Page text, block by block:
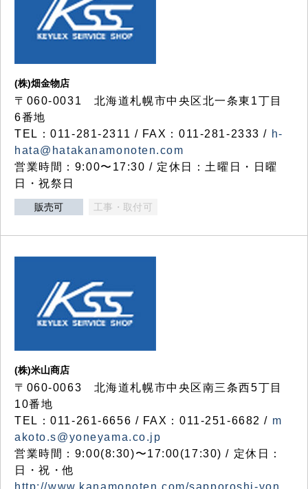
(株)畑金物店
〒060-0031 北海道札幌市中央区北一条東1丁目
6番地
TEL：011-281-2311 / FAX：011-281-2333 / h-
hata@hatakanamonoten.com
営業時間：9:00〜17:30 / 定休日：土曜日・日曜
日・祝祭日
販売可 工事・取付可
(株)米山商店
〒060-0063 北海道札幌市中央区南三条西5丁目
10番地
TEL：011-261-6656 / FAX：011-251-6682 / m
akoto.s@yoneyama.co.jp
営業時間：9:00(8:30)〜17:00(17:30) / 定休日：
日・祝・他
http://www.kanamonoten.com/sapporoshi-yon